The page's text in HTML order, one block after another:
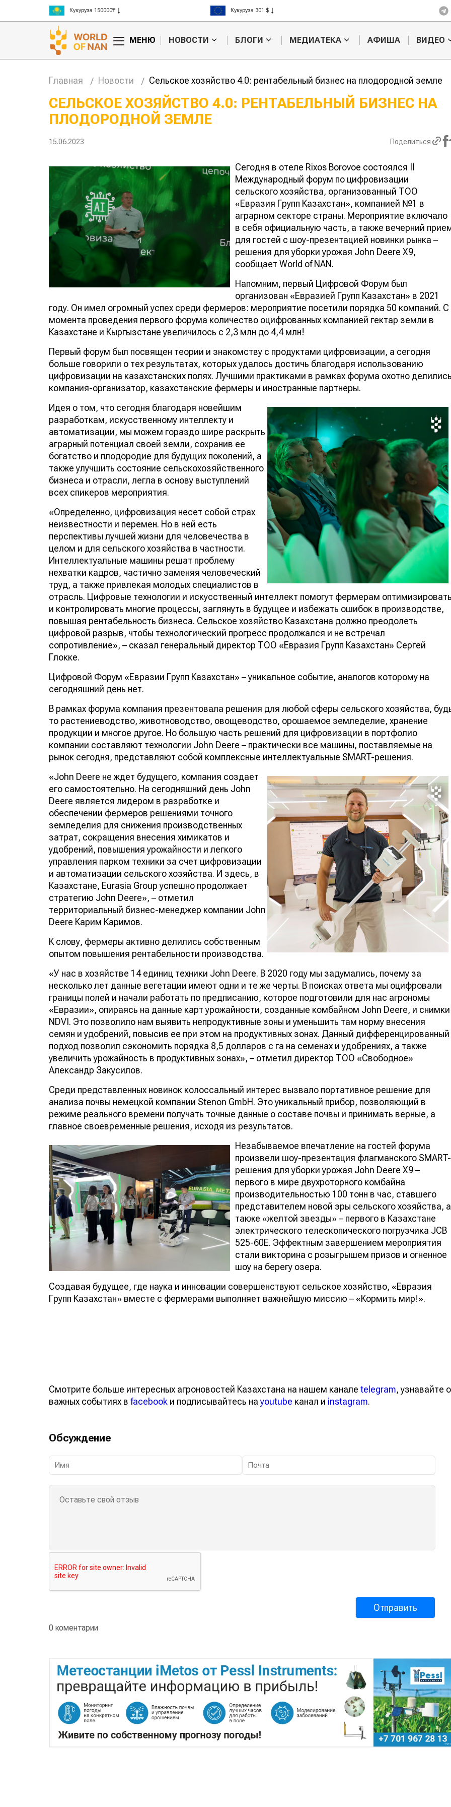
Рис 300000₸
Пшеница 3 класс 125000₸
Рис 408 $
Пшеница 423 $
МЕНЮ НОВОСТИ БЛОГИ МЕДИАТЕКА АФИША ВИДЕО
Главная Новости Сельское хозяйство 4.0: рентабельный бизнес на плодородной земле
СЕЛЬСКОЕ ХОЗЯЙСТВО 4.0: РЕНТАБЕЛЬНЫЙ БИЗНЕС НА
ПЛОДОРОДНОЙ ЗЕМЛЕ
15.06.2023 Поделиться
Сегодня в отеле Rixos Borovoe состоялся II
Международный форум по цифровизации
сельского хозяйства, организованный ТОО
«Евразия Групп Казахстан», компанией №1 в
аграрном секторе страны. Мероприятие включало
в себя официальную часть, а также вечерний
для гостей с шоу-презентацией новинки рынка –
решения для уборки урожая John Deere X9,
сообщает World of NAN.
Напомним, первый Цифровой Форум был
организован «Евразией Групп Казахстан» в 2021
году. Он имел огромный успех среди фермеров: мероприятие посетили порядка 50 компаний. С
момента проведения первого форума количество оцифрованных компанией гектар земли в
Казахстане и Кыргызстане увеличилось с 2,3 млн до 4,4 млн!
Первый форум был посвящен теории и знакомству с продуктами цифровизации, а сегодня
больше говорили о тех результатах, которых удалось достичь благодаря использованию
цифровизации на казахстанских полях. Лучшими практиками в рамках форума охотно
компания-организатор, казахстанские фермеры и иностранные партнеры.
Идея о том, что сегодня благодаря новейшим
разработкам, искусственному интеллекту и
автоматизации, мы можем гораздо шире раскрыть
аграрный потенциал своей земли, сохранив ее
богатство и плодородие для будущих поколений, а
также улучшить состояние сельскохозяйственного
бизнеса и отрасли, легла в основу выступлений
всех спикеров мероприятия.
«Определенно, цифровизация несет собой страх
неизвестности и перемен. Но в ней есть
перспективы лучшей жизни для человечества в
целом и для сельского хозяйства в частности.
Интеллектуальные машины решат проблему
нехватки кадров, частично заменяя человеческий
труд, а также привлекая молодых специалистов в
отрасль. Цифровые технологии и искусственный интеллект помогут фермерам
и контролировать многие процессы, заглянуть в будущее и избежать ошибок в производстве,
повышая рентабельность бизнеса. Сельское хозяйство Казахстана должно преодолеть
цифровой разрыв, чтобы технологический прогресс продолжался и не встречал
сопротивление», – сказал генеральный директор ТОО «Евразия Групп Казахстан» Сергей
Глокке.
Цифровой Форум «Евразии Групп Казахстан» – уникальное событие, аналогов которому на
сегодняшний день нет.
В рамках форума компания презентовала решения для любой сферы сельского хозяйства,
то растениеводство, животноводство, овощеводство, орошаемое земледелие, хранение
продукции и многое другое. Но большую часть решений для цифровизации в портфолио
компании составляют технологии John Deere – практически все машины, поставляемые на
рынок сегодня, представляют собой комплексные интеллектуальные SMART-решения.
«John Deere не ждет будущего, компания создает
его самостоятельно. На сегодняшний день John
Deere является лидером в разработке и
обеспечении фермеров решениями точного
земледелия для снижения производственных
затрат, сокращения внесения химикатов и
удобрений, повышения урожайности и легкого
управления парком техники за счет цифровизации
и автоматизации сельского хозяйства. И здесь, в
Казахстане, Eurasia Group успешно продолжает
стратегию John Deere», – отметил
территориальный бизнес-менеджер компании John
Deere Карим Каримов.
К слову, фермеры активно делились собственным
опытом повышения рентабельности производства.
«У нас в хозяйстве 14 единиц техники John Deere. В 2020 году мы задумались, почему за
несколько лет данные вегетации имеют одни и те же черты. В поисках ответа мы оцифровали
границы полей и начали работать по предписанию, которое подготовили для нас агрономы
«Евразии», опираясь на данные карт урожайности, созданные комбайном John Deere, и снимки
NDVI. Это позволило нам выявить непродуктивные зоны и уменьшить там норму внесения
семян и удобрений, повысив ее при этом на продуктивных зонах. Данный дифференцированный
подход позволил сэкономить порядка 8,5 долларов с га на семенах и удобрениях, а также
увеличить урожайность в продуктивных зонах», – отметил директор ТОО «Свободное»
Александр Закусилов.
Среди представленных новинок колоссальный интерес вызвало портативное решение для
анализа почвы немецкой компании Stenon GmbH. Это уникальный прибор, позволяющий в
режиме реального времени получать точные данные о составе почвы и принимать верные, а
главное своевременные решения, исходя из результатов.
Незабываемое впечатление на гостей форума
произвели шоу-презентация флагманского SMART-
решения для уборки урожая John Deere X9 –
первого в мире двухроторного комбайна
производительностью 100 тонн в час, ставшего
представителем новой эры сельского хозяйства, а
также «желтой звезды» – первого в Казахстане
электрического телескопического погрузчика JCB
525-60E. Эффектным завершением мероприятия
стали викторина с розыгрышем призов и огненное
шоу на берегу озера.
Создавая будущее, где наука и инновации совершенствуют сельское хозяйство, «Евразия
Групп Казахстан» вместе с фермерами выполняет важнейшую миссию – «Кормить мир!».
Смотрите больше интересных агроновостей Казахстана на нашем канале telegram, узнавайте о
важных событиях в facebook и подписывайтесь наyoutube канал и instagram.
Обсуждение
0 коментарии
Картофельные
войны: колорадского
мясного